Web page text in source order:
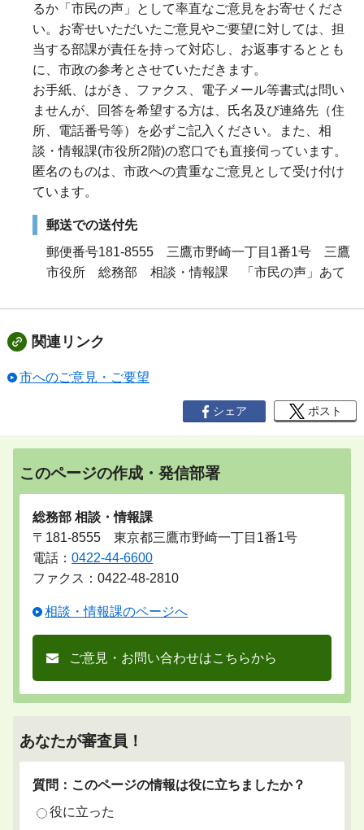
るか「市民の声」として率直なご意見をお寄せくださ
い。お寄せいただいたご意見やご要望に対しては、担
当する部課が責任を持って対応し、お返事するととも
に、市政の参考とさせていただきます。
お手紙、はがき、ファクス、電子メール等書式は問い
ませんが、回答を希望する方は、氏名及び連絡先（住
所、電話番号等）を必ずご記入ください。また、相
談・情報課(市役所2階)の窓口でも直接伺っています。
匿名のものは、市政への貴重なご意見として受け付け
ています。
郵送での送付先
郵便番号181-8555 三鷹市野崎一丁目1番1号 三鷹
市役所 総務部 相談・情報課 「市民の声」あて
関連リンク
市へのご意見・ご要望
シェア ポスト
このページの作成・発信部署
総務部 相談・情報課
〒181-8555 東京都三鷹市野崎一丁目1番1号
電話：0422-44-6600
ファクス：0422-48-2810
相談・情報課のページへ
ご意見・お問い合わせはこちらから
あなたが審査員！
質問：このページの情報は役に立ちましたか？
役に立った